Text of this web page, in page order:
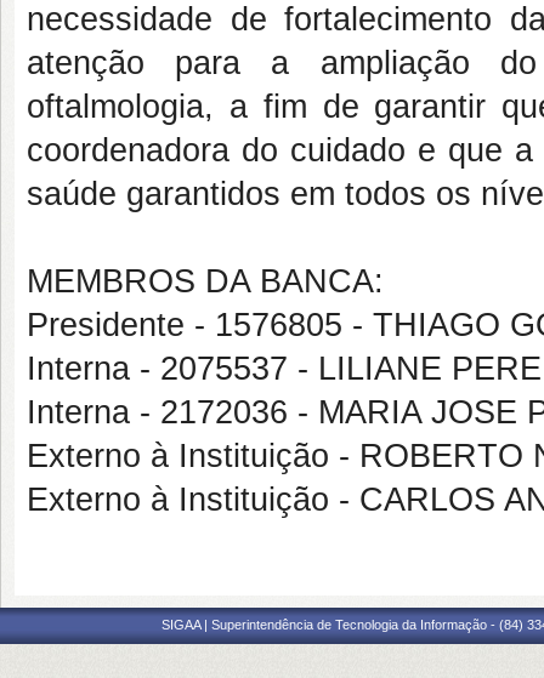
necessidade de fortalecimento
atenção para a ampliação
oftalmologia, a fim de garantir
coordenadora do cuidado e que
saúde garantidos em todos os
MEMBROS DA BANCA:
Presidente - 1576805 - THIAGO
Interna - 2075537 - LILIANE
Interna - 2172036 - MARIA JOSE
Externo à Instituição - ROBERTO
Externo à Instituição - CARLOS
SIGAA | Superintendência de Tecnologia da Informação - (84)